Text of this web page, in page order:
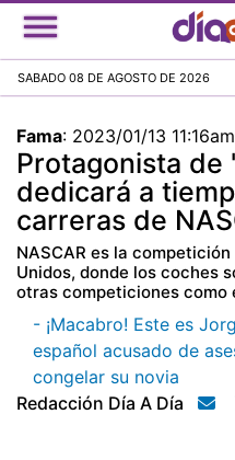
SABADO 08 DE AGOSTO DE 2026
Fama: 2023/01/13 11:16am
Protagonista de
dedicará a
carreras de
NASCAR es la
Unidos, donde los coches
otras competiciones como
- ¡Macabro! Este es
español acusado de
congelar su novia
Redacción Día A Día